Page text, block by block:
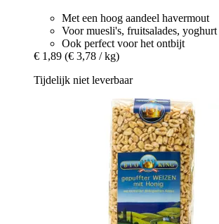
Met een hoog aandeel havermout
Voor muesli's, fruitsalades,
Ook perfect voor het ontbijt
€ 1,89 (€ 3,78 / kg)
Tijdelijk niet leverbaar